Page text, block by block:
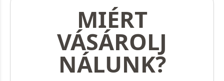
MIÉRT
VÁSÁROLJ
NÁLUNK?